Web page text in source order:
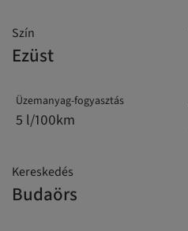
Szín
Ezüst
Üzemanyag-fogyasztás
5 l/100km
Kereskedés
Budaörs